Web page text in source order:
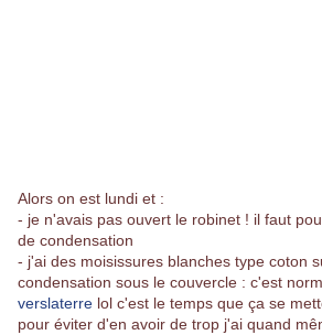
Alors on est lundi et :
- je n'avais pas ouvert le robinet ! il faut
de condensation
- j'ai des moisissures blanches type coton
condensation sous le couvercle : c'est
verslaterre lol c'est le temps que ça se
pour éviter d'en avoir de trop j'ai quand